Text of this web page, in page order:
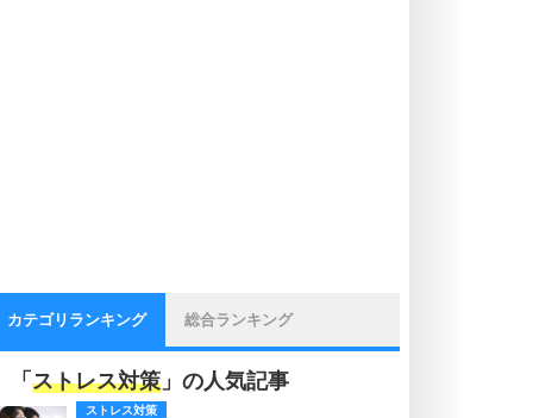
カテゴリランキング 総合ランキング
「 ストレス対策 」の人気記事
ストレス対策